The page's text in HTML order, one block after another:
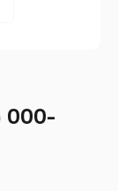
000-